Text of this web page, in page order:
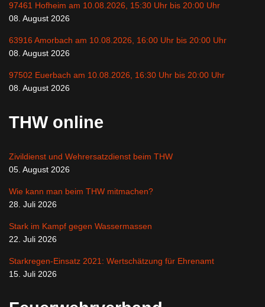
97461 Hofheim am 10.08.2026, 15:30 Uhr bis 20:00 Uhr
08. August 2026
63916 Amorbach am 10.08.2026, 16:00 Uhr bis 20:00 Uhr
08. August 2026
97502 Euerbach am 10.08.2026, 16:30 Uhr bis 20:00 Uhr
08. August 2026
THW online
Zivildienst und Wehrersatzdienst beim THW
05. August 2026
Wie kann man beim THW mitmachen?
28. Juli 2026
Stark im Kampf gegen Wassermassen
22. Juli 2026
Starkregen-Einsatz 2021: Wertschätzung für Ehrenamt
15. Juli 2026